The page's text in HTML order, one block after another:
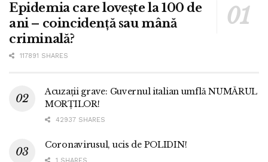
Epidemia care lovește la 100 de
ani – coincidență sau mână
criminală?
117891 SHARES
Acuzații grave: Guvernul italian umflă NUMĂRUL
MORȚILOR!
42937 SHARES
Coronavirusul, ucis de POLIDIN!